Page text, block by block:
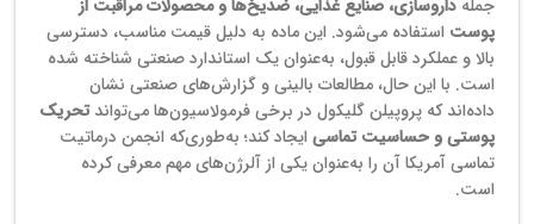
جمله داروسازی، صنایع غذایی، ضدیخ‌ها و محصولات مراقبت از
پوست استفاده می‌شود. این ماده به دلیل قیمت مناسب، دسترسی
بالا و عملکرد قابل قبول، به‌عنوان یک استاندارد صنعتی شناخته شده
است. با این حال، مطالعات بالینی و گزارش‌های صنعتی نشان
داده‌اند که پروپیلن گلیکول در برخی فرمولاسیون‌ها می‌تواندتحریک
پوستی و حساسیت تماسی ایجاد کند؛ به‌طوری‌که انجمن درماتیت
تماسی آمریکا آن را به‌عنوان یکی از آلرژن‌های مهم معرفی کرده
است.